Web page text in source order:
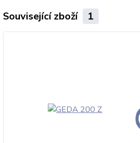
Související zboží 1